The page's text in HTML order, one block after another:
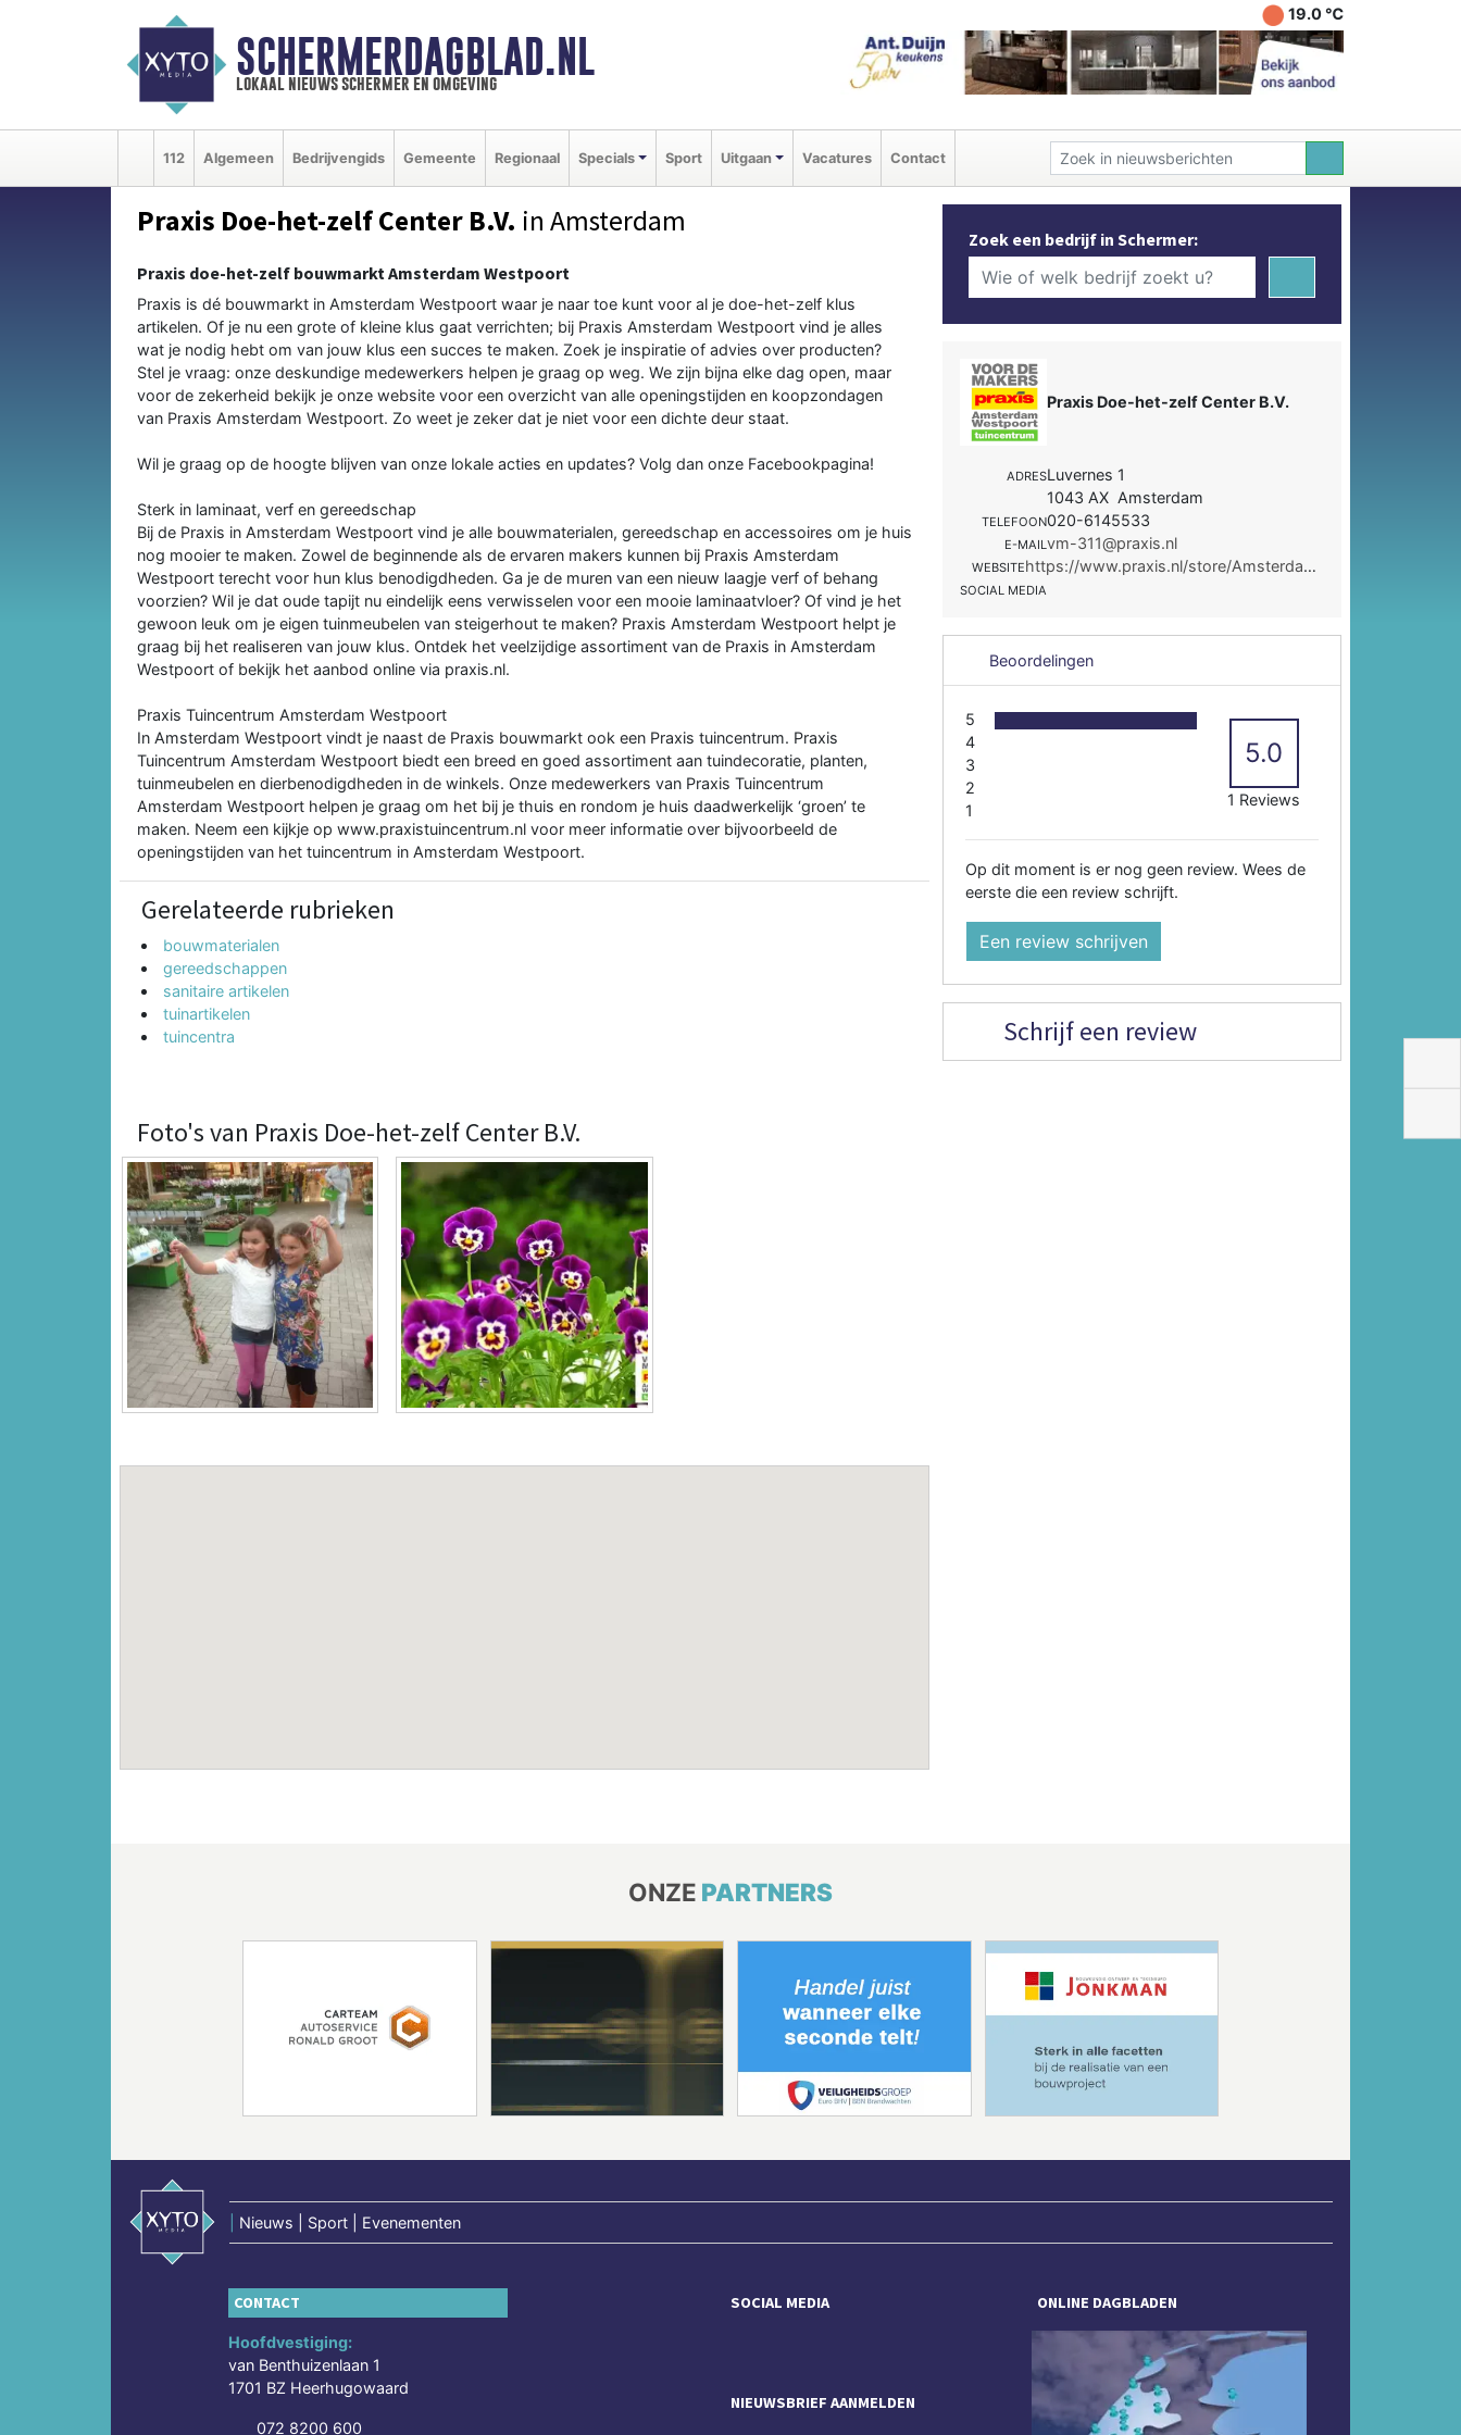
SCHERMERDAGBLAD.NL
lokaal nieuws schermer en omgeving
19.0 ℃
112 Algemeen Bedrijvengids Gemeente Regionaal Specials Sport Uitgaan Vacatures Contact
Praxis Doe-het-zelf Center B.V. in Amsterdam
Praxis doe-het-zelf bouwmarkt Amsterdam Westpoort
Praxis is dé bouwmarkt in Amsterdam Westpoort waar je naar toe kunt voor al je doe-het-zelf klus
artikelen. Of je nu een grote of kleine klus gaat verrichten; bij Praxis Amsterdam Westpoort vind je alles
wat je nodig hebt om van jouw klus een succes te maken. Zoek je inspiratie of advies over producten?
Stel je vraag: onze deskundige medewerkers helpen je graag op weg. We zijn bijna elke dag open, maar
voor de zekerheid bekijk je onze website voor een overzicht van alle openingstijden en koopzondagen
van Praxis Amsterdam Westpoort. Zo weet je zeker dat je niet voor een dichte deur staat.
Wil je graag op de hoogte blijven van onze lokale acties en updates? Volg dan onze Facebookpagina!
Sterk in laminaat, verf en gereedschap
Bij de Praxis in Amsterdam Westpoort vind je alle bouwmaterialen, gereedschap en accessoires om je huis
nog mooier te maken. Zowel de beginnende als de ervaren makers kunnen bij Praxis Amsterdam
Westpoort terecht voor hun klus benodigdheden. Ga je de muren van een nieuw laagje verf of behang
voorzien? Wil je dat oude tapijt nu eindelijk eens verwisselen voor een mooie laminaatvloer? Of vind je het
gewoon leuk om je eigen tuinmeubelen van steigerhout te maken? Praxis Amsterdam Westpoort helpt je
graag bij het realiseren van jouw klus. Ontdek het veelzijdige assortiment van de Praxis in Amsterdam
Westpoort of bekijk het aanbod online via praxis.nl.
Praxis Tuincentrum Amsterdam Westpoort
In Amsterdam Westpoort vindt je naast de Praxis bouwmarkt ook een Praxis tuincentrum. Praxis
Tuincentrum Amsterdam Westpoort biedt een breed en goed assortiment aan tuindecoratie, planten,
tuinmeubelen en dierbenodigdheden in de winkels. Onze medewerkers van Praxis Tuincentrum
Amsterdam Westpoort helpen je graag om het bij je thuis en rondom je huis daadwerkelijk ‘groen’ te
maken. Neem een kijkje op www.praxistuincentrum.nl voor meer informatie over bijvoorbeeld de
openingstijden van het tuincentrum in Amsterdam Westpoort.
Gerelateerde rubrieken
bouwmaterialen
gereedschappen
sanitaire artikelen
tuinartikelen
tuincentra
Foto's van Praxis Doe-het-zelf Center B.V.
Zoek een bedrijf in Schermer:
Praxis Doe-het-zelf Center B.V.
ADRESLuvernes 1
1043 AX Amsterdam
TELEFOON020-6145533
E-MAILvm-311@praxis.nl
WEBSITE https://www.praxis.nl/store/Amsterdam%20Westpoort
SOCIAL MEDIA
Beoordelingen
5
4
3
2
1
5.0
1 Reviews
Op dit moment is er nog geen review. Wees de
eerste die een review schrijft.
Een review schrijven
Schrijf een review
ONZE PARTNERS
Nieuws | Sport | Evenementen
CONTACT
Hoofdvestiging:
van Benthuizenlaan 1
1701 BZ Heerhugowaard
072 8200 600
SOCIAL MEDIA
NIEUWSBRIEF AANMELDEN
ONLINE DAGBLADEN